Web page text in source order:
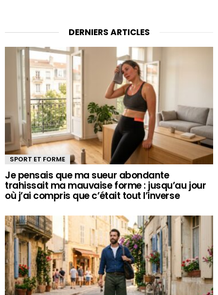
DERNIERS ARTICLES
SPORT ET FORME
Je pensais que ma sueur abondante
trahissait ma mauvaise forme : jusqu’au jour
où j’ai compris que c’était tout l’inverse